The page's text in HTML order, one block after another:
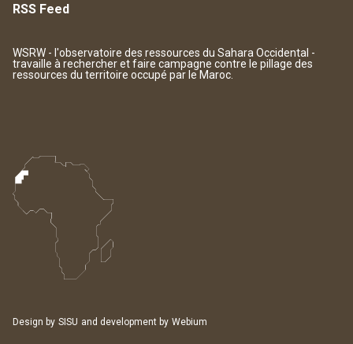
RSS Feed
WSRW - l'observatoire des ressources du Sahara Occidental -
travaille à rechercher et faire campagne contre le pillage des
ressources du territoire occupé par le Maroc.
Design by SISU and development by Webium